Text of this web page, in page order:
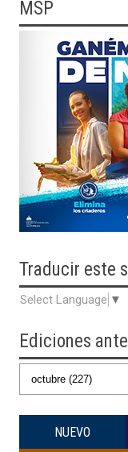
MSP
Traducir este
Select Language ▼
Ediciones
NUEVO